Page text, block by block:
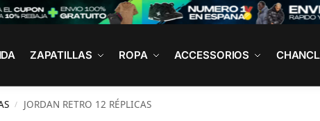
ZAPATILLAS ROPA ACCESSORIOS
/ JORDAN RETRO 12 RÉPLICAS